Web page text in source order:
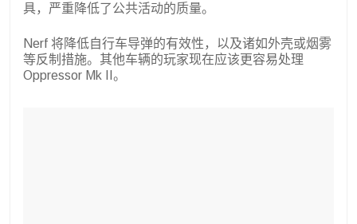
具，严重降低了公共活动的质量。
Nerf 将降低自行车导弹的有效性，以及诸如外壳或烟雾
等反制措施。其他车辆的玩家现在应该更容易处理
Oppressor Mk II。